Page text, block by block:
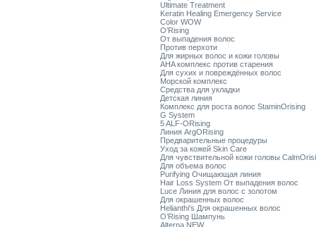
Ultimate Treatment
Keratin Healing Emergency Service
Color WOW
O’Rising
От выпадения волос
Против перхоти
Для жирных волос и кожи головы
AHA комплекс против старения
Для сухих и повреждённых волос
Морской комплекс
Средства для укладки
Детская линия
Комплекс для роста волос StaminOrising
G System
5 ALF-ORising
Линия ArgORising
Предварительные процедуры
Уход за кожей Skin Care
Для чувствительной кожи головы
Для объема волос
Purifying Очищающая линия
Hair Loss System От выпадения волос
Luce Линия для волос с золотом
Для окрашенных волос
Helianthi's Для окрашенных волос
O’Rising Шампунь
Alterna NEW